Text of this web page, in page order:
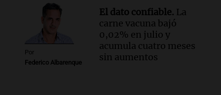
Fe relativiza el impacto del fallo sobre
jubilaciones en la provincia
Panorama Federal
Episodios
Por
Federico Albarenque
El dato confiable. La
carne vacuna bajó
0,02% en julio y
acumula cuatro meses
sin aumentos